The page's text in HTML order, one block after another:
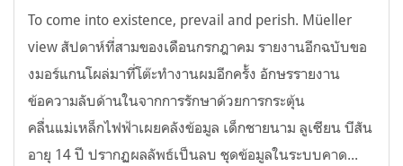
To come into existence, prevail and perish. Müeller
view สัปดาห์ที่สามของเดือนกรกฎาคม รายงานอีกฉบับขอ
งมอร์แกนโผล่มาที่โต๊ะทำงานผมอีกครั้ง อักษรรายงาน
ข้อความลับด้านในจากการรักษาด้วยการกระตุ้น
คลื่นแม่เหล็กไฟฟ้าเผยคลังข้อมูล เด็กชายนาม ลูเซียน บีสัน
อายุ 14 ปี ปรากฏผลลัพธ์เป็นลบ ชุดข้อมูลในระบบคาด...